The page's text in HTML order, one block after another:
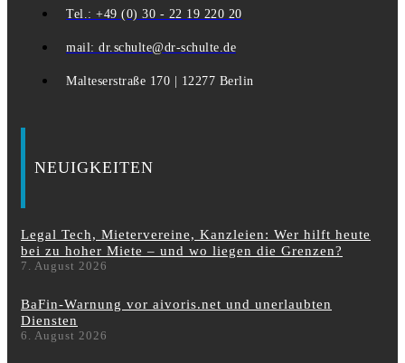
Tel.: +49 (0) 30 - 22 19 220 20
mail: dr.schulte@dr-schulte.de
Malteserstraße 170 | 12277 Berlin
NEUIGKEITEN
Legal Tech, Mietervereine, Kanzleien: Wer hilft heute
bei zu hoher Miete – und wo liegen die Grenzen?
7. August 2026
BaFin-Warnung vor aivoris.net und unerlaubten
Diensten
6. August 2026